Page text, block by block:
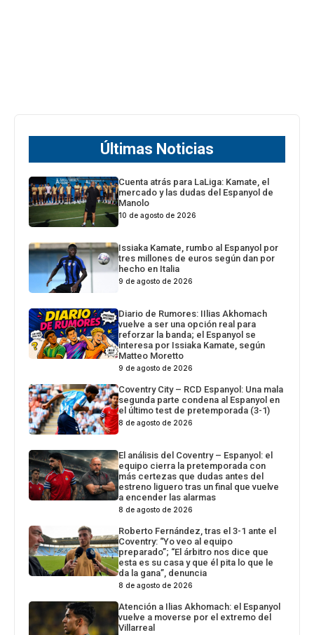
Últimas Noticias
Cuenta atrás para LaLiga: Kamate, el
mercado y las dudas del Espanyol de
Manolo
10 de agosto de 2026
Issiaka Kamate, rumbo al Espanyol por
tres millones de euros según dan por
hecho en Italia
9 de agosto de 2026
Diario de Rumores: IIlias Akhomach
vuelve a ser una opción real para
reforzar la banda; el Espanyol se
interesa por Issiaka Kamate, según
Matteo Moretto
9 de agosto de 2026
Coventry City – RCD Espanyol: Una mala
segunda parte condena al Espanyol en
el último test de pretemporada (3-1)
8 de agosto de 2026
El análisis del Coventry – Espanyol: el
equipo cierra la pretemporada con
más certezas que dudas antes del
estreno liguero tras un final que vuelve
a encender las alarmas
8 de agosto de 2026
Roberto Fernández, tras el 3-1 ante el
Coventry: “Yo veo al equipo
preparado”; “El árbitro nos dice que
esta es su casa y que él pita lo que le
da la gana”, denuncia
8 de agosto de 2026
Atención a Ilias Akhomach: el Espanyol
vuelve a moverse por el extremo del
Villarreal